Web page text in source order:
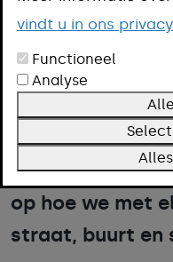
die een
gebruikt wordt
op te slaan of
mensenhandel
Ondermijning
op hoe we met
straat, buurt en
vindt u in ons
Functioneel
Analyse